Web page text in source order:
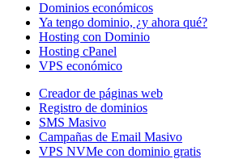
Dominios económicos
Ya tengo dominio, ¿y ahora qué?
Hosting con Dominio
Hosting cPanel
VPS económico
Creador de páginas web
Registro de dominios
SMS Masivo
Campañas de Email Masivo
VPS NVMe con dominio gratis